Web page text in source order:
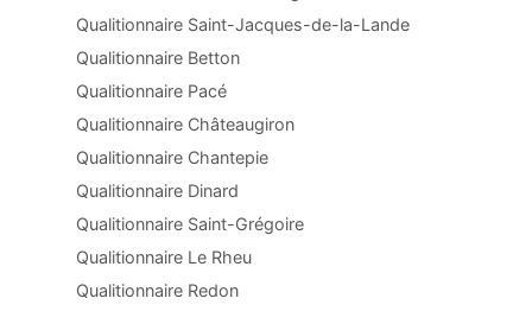
Qualitionnaire Saint-Jacques-de-la-Lande
Qualitionnaire Betton
Qualitionnaire Pacé
Qualitionnaire Châteaugiron
Qualitionnaire Chantepie
Qualitionnaire Dinard
Qualitionnaire Saint-Grégoire
Qualitionnaire Le Rheu
Qualitionnaire Redon